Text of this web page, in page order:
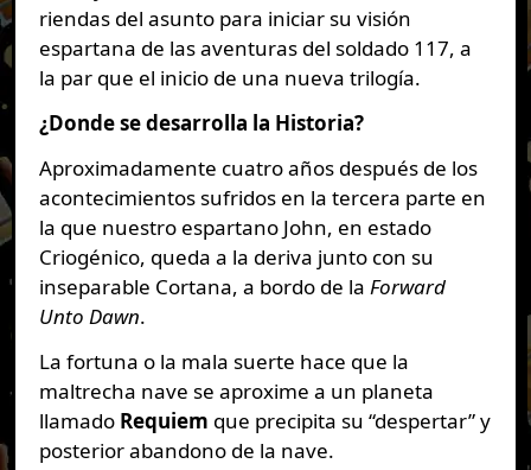
riendas del asunto para iniciar su visión
espartana de las aventuras del soldado 117, a
la par que el inicio de una nueva trilogía.
¿Donde se desarrolla la Historia?
Aproximadamente cuatro años después de los
acontecimientos sufridos en la tercera parte en
la que nuestro espartano John, en estado
Criogénico, queda a la deriva junto con su
inseparable Cortana, a bordo de la Forward
Unto Dawn.
La fortuna o la mala suerte hace que la
maltrecha nave se aproxime a un planeta
llamado Requiem que precipita su “despertar” y
posterior abandono de la nave.